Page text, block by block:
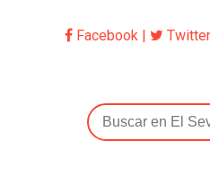
Facebook
Twitter